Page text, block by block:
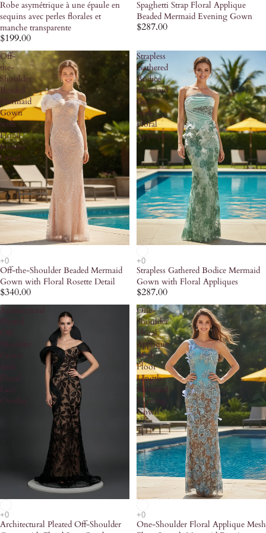
Robe asymétrique à une épaule en
sequins avec perles florales et
manche transparente
$199.00
Spaghetti Strap Floral Applique
Beaded Mermaid Evening Gown
$287.00
Off-
the-
Shoulder
Beaded
Mermaid
Gown
with
Floral
Rosette
Detail
Off-the-Shoulder Beaded Mermaid
Gown with Floral Rosette Detail
$340.00
Strapless
Gathered
Bodice
Mermaid
Gown
with
Floral
Appliques
Strapless Gathered Bodice Mermaid
Gown with Floral Appliques
$287.00
Architectural
Pleated
Off-
Shoulder
Gown
with
Floral
Lace
Overlay
Architectural Pleated Off-Shoulder
One-
Shoulder
Floral
Applique
Mesh
Floor
Length
Mermaid
Evening
Gown
One-Shoulder Floral Applique Mesh